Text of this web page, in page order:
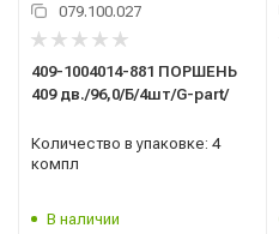
079.100.027
409-1004014-881 ПОРШЕНЬ
409 дв./96,0/Б/4шт/G-part/
Количество в упаковке: 4
компл
В наличии